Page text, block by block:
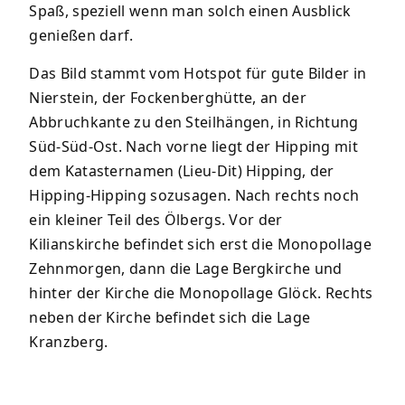
Spaß, speziell wenn man solch einen Ausblick
genießen darf.
Das Bild stammt vom Hotspot für gute Bilder in
Nierstein, der Fockenberghütte, an der
Abbruchkante zu den Steilhängen, in Richtung
Süd-Süd-Ost. Nach vorne liegt der Hipping mit
dem Katasternamen (Lieu-Dit) Hipping, der
Hipping-Hipping sozusagen. Nach rechts noch
ein kleiner Teil des Ölbergs. Vor der
Kilianskirche befindet sich erst die Monopollage
Zehnmorgen, dann die Lage Bergkirche und
hinter der Kirche die Monopollage Glöck. Rechts
neben der Kirche befindet sich die Lage
Kranzberg.